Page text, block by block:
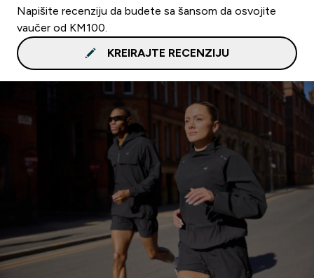
Napišite recenziju da budete sa šansom da osvojite
vaučer od KM100.
KREIRAJTE RECENZIJU